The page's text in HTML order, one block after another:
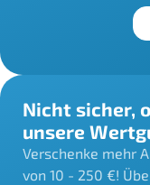
Nicht sicher,
unsere
Verschenke mehr
von 10 - 250 €!